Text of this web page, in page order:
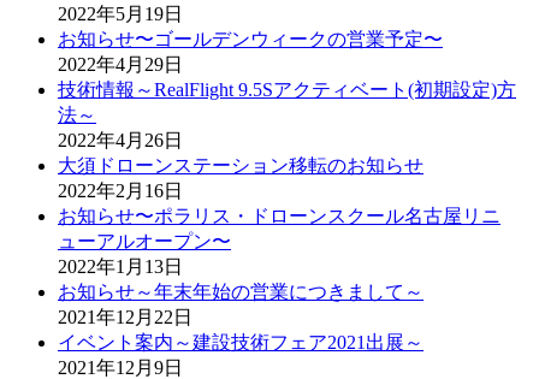
2022年5月19日
お知らせ〜ゴールデンウィークの営業予定〜
2022年4月29日
技術情報～RealFlight 9.5Sアクティベート(初期設定)方
法～
2022年4月26日
大須ドローンステーション移転のお知らせ
2022年2月16日
お知らせ〜ポラリス・ドローンスクール名古屋リニ
ューアルオープン〜
2022年1月13日
お知らせ～年末年始の営業につきまして～
2021年12月22日
イベント案内～建設技術フェア2021出展～
2021年12月9日